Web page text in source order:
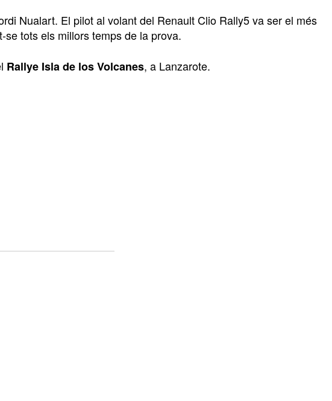
Nualart. El pilot al volant del Renault Clio Rally5 va ser el més
tots els millors temps de la prova.
Rallye Isla de los Volcanes, a Lanzarote.